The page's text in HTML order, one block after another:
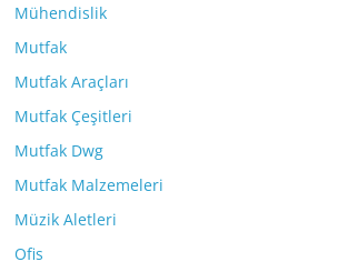
Mühendislik
Mutfak
Mutfak Araçları
Mutfak Çeşitleri
Mutfak Dwg
Mutfak Malzemeleri
Müzik Aletleri
Ofis